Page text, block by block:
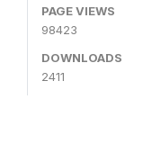
PAGE VIEWS
98423
DOWNLOADS
2411